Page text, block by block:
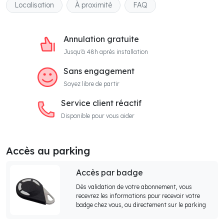
Localisation
À proximité FAQ
Annulation gratuite
Jusqu'à 48h après installation
Sans engagement
Soyez libre de partir
Service client réactif
Disponible pour vous aider
Accès au parking
Accès par badge
Dès validation de votre abonnement, vous
recevrez les informations pour recevoir votre
badge chez vous, ou directement sur le parking